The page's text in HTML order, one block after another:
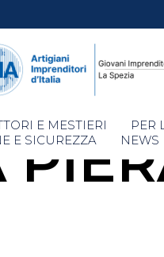
Skip
to
E MESTIERI PER
E SICUREZZA
NEWS